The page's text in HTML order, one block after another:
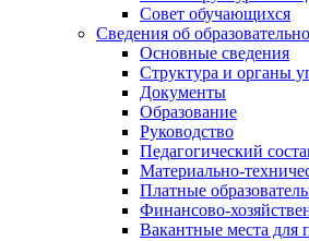
Совет обучающихся
Сведения об
Основные сведения
Структура и органы
Документы
Образование
Руководство
Педагогический
Материально-
Платные
Финансово-
Вакантные места для